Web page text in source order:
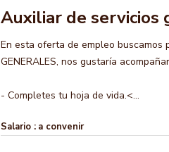
Auxiliar de servicios
En esta oferta de empleo buscamos
GENERALES, nos gustaría
- Completes tu hoja de vida.<...
Salario : a convenir